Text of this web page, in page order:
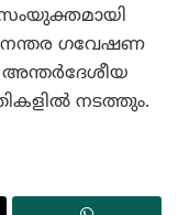
ഗവേഷണ
അന്തര്‍ദേശീയ
നടത്തും.